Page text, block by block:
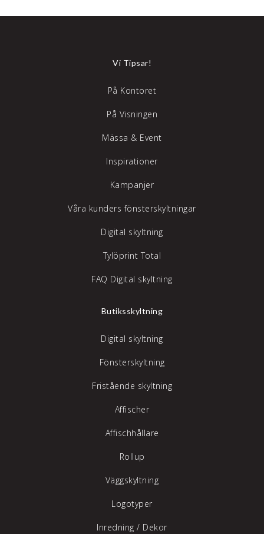
Vi Tipsar!
På Kontoret
På Visningen
Mässa & Event
Inspirationer
Kampanjer
Våra kunders fönsterskyltningar
Digital skyltning
Tylöprint Total
FAQ Digital skyltning
Butiksskyltning
Digital skyltning
Fönsterskyltning
Fristående skyltning
Affischer
Affischhållare
Rollup
Väggskyltning
Logotyper
Inredning / Dekor